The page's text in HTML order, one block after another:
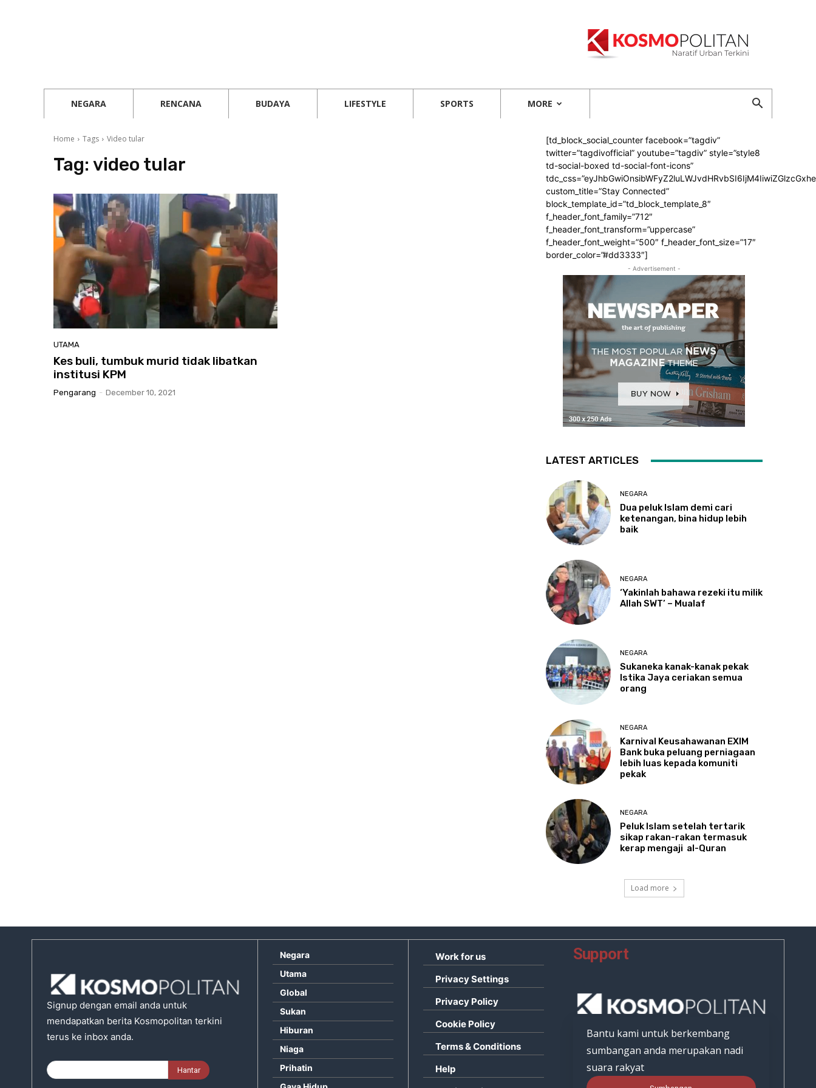
NEGARA RENCANA BUDAYA LIFESTYLE SPORTS MORE
Home Tags Video tular
Tag: video tular
UTAMA
Kes buli, tumbuk murid tidak libatkan
institusi KPM
Pengarang - December 10, 2021
[td_block_social_counter facebook=”tagdiv”
twitter=”tagdivofficial” youtube=”tagdiv” style=”style8
td-social-boxed td-social-font-icons”
custom_title=”Stay Connected”
block_template_id=”td_block_template_8″
f_header_font_family=”712″
f_header_font_transform=”uppercase”
f_header_font_weight=”500″ f_header_font_size=”17″
border_color=”#dd3333″]
- Advertisement -
LATEST ARTICLES
NEGARA
Dua peluk Islam demi cari
ketenangan, bina hidup lebih
baik
NEGARA
‘Yakinlah bahawa rezeki itu milik
Allah SWT’ – Mualaf
NEGARA
Sukaneka kanak-kanak pekak
Istika Jaya ceriakan semua
orang
NEGARA
Karnival Keusahawanan EXIM
Bank buka peluang perniagaan
lebih luas kepada komuniti
pekak
NEGARA
PelukIslam setelah tertarik
sikap rakan-rakan termasuk
kerap mengaji al-Quran
Load more
Signup dengan email anda untuk
mendapatkan berita Kosmopolitan terkini
terus ke inbox anda.
Negara
Utama
Global
Sukan
Hiburan
Niaga
Prihatin
Work for us
Privacy Settings
Privacy Policy
Cookie Policy
Terms & Conditions
Help
Support
Bantu kami untuk berkembang
sumbangan anda merupakan nadi
suara rakyat